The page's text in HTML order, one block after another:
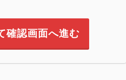
確認画面へ進む